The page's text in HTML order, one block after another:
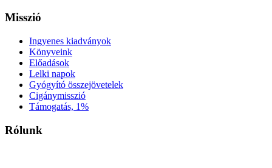
Misszió
Ingyenes kiadványok
Könyveink
Előadások
Lelki napok
Gyógyító összejövetelek
Cigánymisszió
Támogatás, 1%
Rólunk